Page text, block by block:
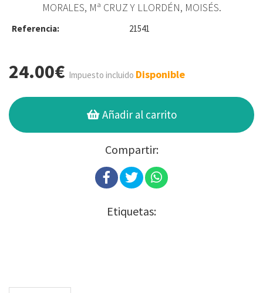
MORALES, Mª CRUZ Y LLORDÉN, MOISÉS.
Referencia: 21541
24.00€ Impuesto incluido Disponible
Añadir al carrito
Compartir:
Etiquetas: